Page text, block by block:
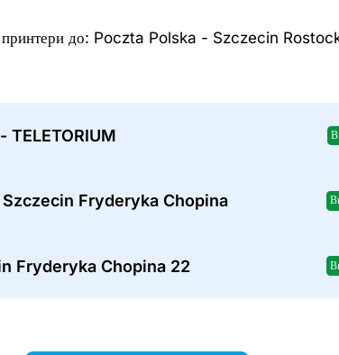
принтери до: Poczta Polska - Szczecin
TELETORIUM
Fryderyka Chopina
Fryderyka Chopina 22